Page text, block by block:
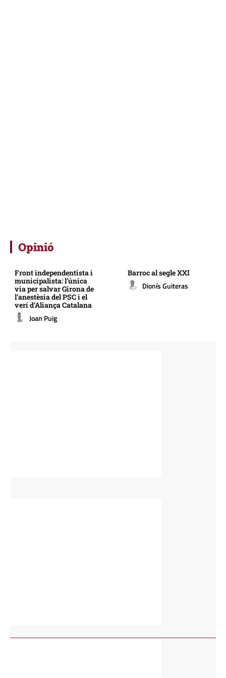
Opinió
Front independentista i
municipalista: l’única
via per salvar Girona de
l’anestèsia del PSC i el
verí d’Aliança Catalana
Joan Puig
Barroc al segle XXI
Dionís Guiteras